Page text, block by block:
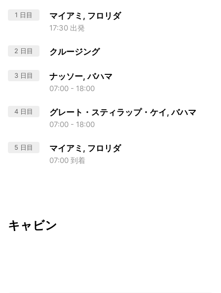
1 日目 マイアミ, フロリダ
17:30 出発
2 日目 クルージング
3 日目 ナッソー, バハマ
07:00 - 18:00
4 日目 グレート・スティラップ・ケイ, バハマ
07:00 - 18:00
5 日目 マイアミ, フロリダ
07:00 到着
キャビン